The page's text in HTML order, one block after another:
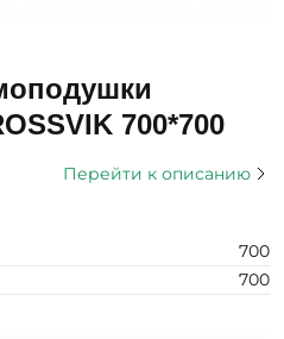
700*700
Перейти к описанию
700
700